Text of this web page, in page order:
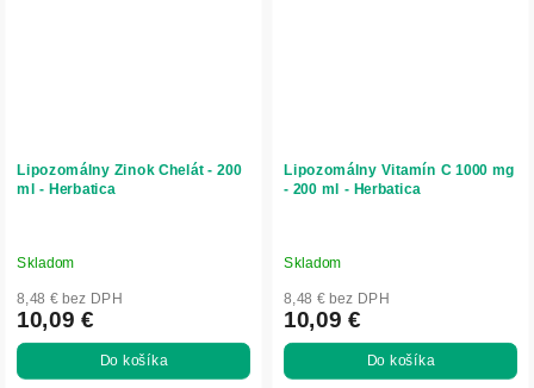
Lipozomálny Zinok Chelát - 200
ml - Herbatica
Skladom
8,48 € bez DPH
10,09 €
Do košíka
Lipozomálny Vitamín C 1000 mg
- 200 ml - Herbatica
Skladom
8,48 € bez DPH
10,09 €
Do košíka